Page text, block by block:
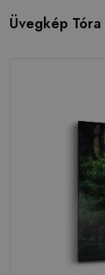
Üvegkép